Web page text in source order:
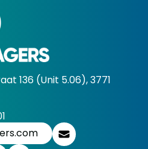
136 (Unit 5.06), 3771